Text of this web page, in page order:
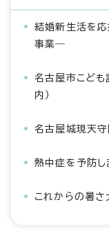
結婚新生活を
事業―
名古屋市こども
内）
名古屋城現天
熱中症を予防し
これからの暑さ